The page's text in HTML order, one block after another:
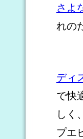
さよ
れの
ディ
で快
しく
プエ